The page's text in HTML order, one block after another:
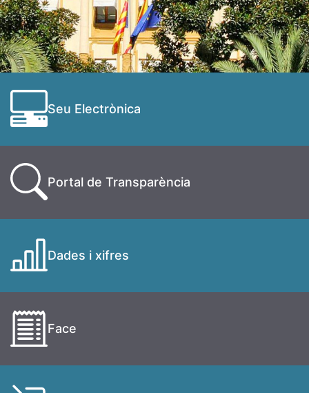
Seu Electrònica
Portal de Transparència
Dades i xifres
Face